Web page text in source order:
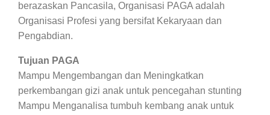
berazaskan Pancasila, Organisasi PAGA adalah
Organisasi Profesi yang bersifat Kekaryaan dan
Pengabdian.
Tujuan PAGA
Mampu Mengembangan dan Meningkatkan
perkembangan gizi anak untuk pencegahan stunting
Mampu Menganalisa tumbuh kembang anak untuk